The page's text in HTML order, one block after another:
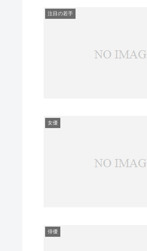
注目の若手
女優
俳優